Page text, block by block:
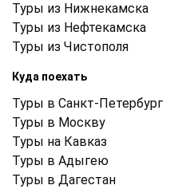
Туры из Нижнекамска
Туры из Нефтекамска
Туры из Чистополя
Куда поехать
Туры в Санкт-Петербург
Туры в Москву
Туры на Кавказ
Туры в Адыгею
Туры в Дагестан